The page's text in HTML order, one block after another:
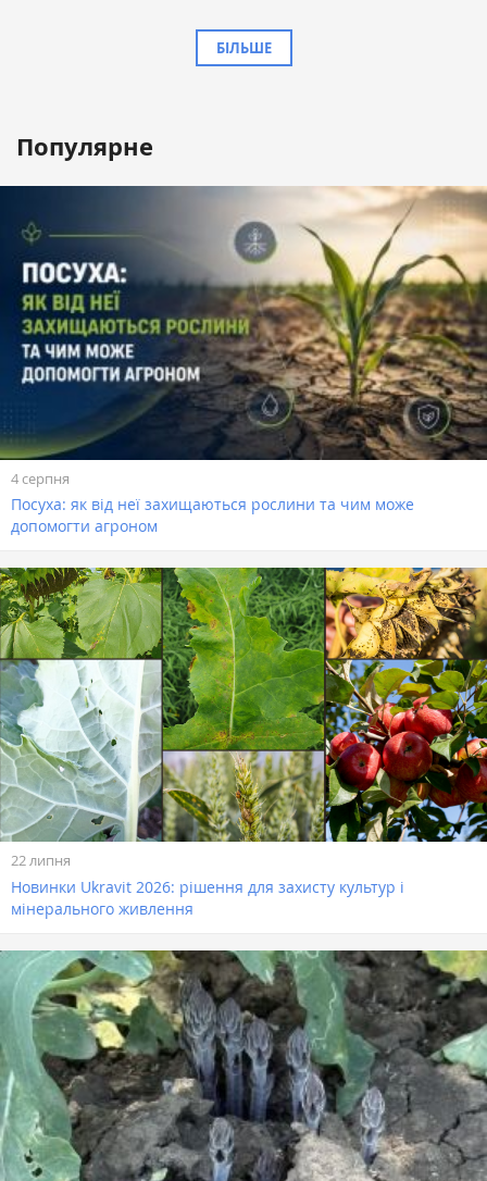
БІЛЬШЕ
Популярне
4 серпня
Посуха: як від неї захищаються рослини та чим може
допомогти агроном
22 липня
Новинки Ukravit 2026: рішення для захисту культур і
мінерального живлення